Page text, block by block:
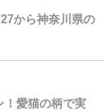
から神奈川県の
！愛猫の柄で実